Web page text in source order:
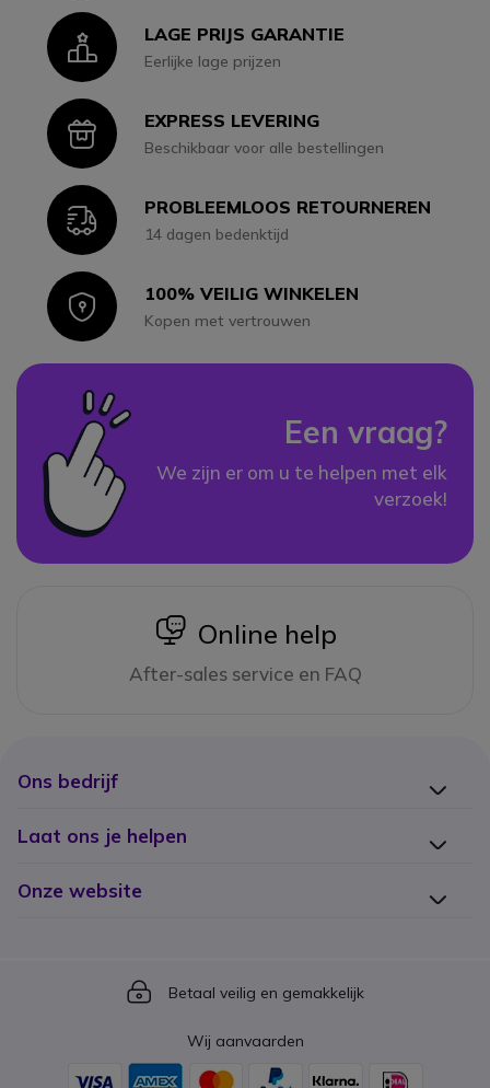
IconLAGE PRIJS GARANTIE
Eerlijke lage prijzen
IconEXPRESS LEVERING
Beschikbaar voor alle bestellingen
IconPROBLEEMLOOS RETOURNEREN
14 dagen bedenktijd
Icon100% VEILIG WINKELEN
Kopen met vertrouwen
Een vraag?
We zijn er om u te helpen met elk
verzoek!
icon
Online help
After-sales service en FAQ
Ons bedrijf
Laat ons je helpen
Onze website
Icon
Betaal veilig en gemakkelijk
Wij aanvaarden